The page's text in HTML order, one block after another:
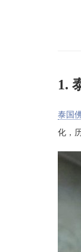
1.
泰国
化，